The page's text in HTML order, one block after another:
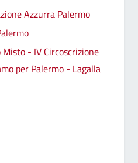
Azzurra Palermo
- IV Circoscrizione
per Palermo - Lagalla